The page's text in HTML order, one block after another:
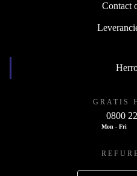
Contact
GRATIS
0800
Mon - Fri